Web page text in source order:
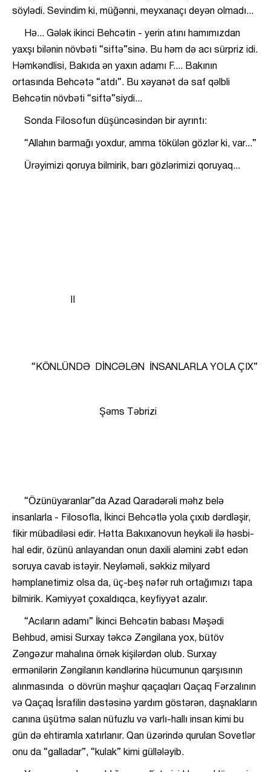
söylədi. Sevindim ki, müğənni, meyxanaçı deyən olmadı...
Hə... Gələk ikinci Behcətin - yerin atını hamımızdan
yaxşı bilənin növbəti “siftə”sinə. Bu həm də acı sürpriz idi.
Həmkəndlisi, Bakıda ən yaxın adamı F.... Bakının
ortasında Behcətə “atdı”. Bu xəyanət də saf qəlbli
Behcətin növbəti “siftə”siydi...
Sonda Filosofun düşüncəsindən bir ayrıntı:
“Allahın barmağı yoxdur, amma tökülən gözlər ki, var...”
Ürəyimizi qoruya bilmirik, barı gözlərimizi qoruyaq...
“KÖNLÜNDƏ DİNCƏLƏN İNSANLARLA YOLA ÇIX”
Şəms Təbrizi
“Özünüyaranlar”da Azad Qaradərəli məhz belə
insanlarla - Filosofla, İkinci Behcətlə yola çıxıb dərdləşir,
fikir mübadiləsi edir. Hətta Bakıxanovun heykəli ilə həsbi-
hal edir, özünü anlayandan onun daxili aləmini zəbt edən
soruya cavab istəyir. Neyləməli, səkkiz milyard
həmplanetimiz olsa da, üç-beş nəfər ruh ortağımızı tapa
bilmirik. Kəmiyyət çoxaldıqca, keyfiyyət azalır.
“Acıların adamı” İkinci Behcətin babası Məşədi
Behbud, əmisi Surxay təkcə Zəngilana yox, bütöv
Zəngəzur mahalına örnək kişilərdən olub. Surxay
ermənilərin Zəngilanın kəndlərinə hücumunun qarşısının
alınmasında o dövrün məşhur qaçaqları Qaçaq Fərzalının
və Qaçaq İsrafilin dəstəsinə yardım göstərən, daşnakların
canına üşütmə salan nüfuzlu və varlı-hallı insan kimi bu
gün də ehtiramla xatırlanır. Qan üzərində qurulan Sovetlər
onu da “galladar”, “kulak” kimi güllələyib.